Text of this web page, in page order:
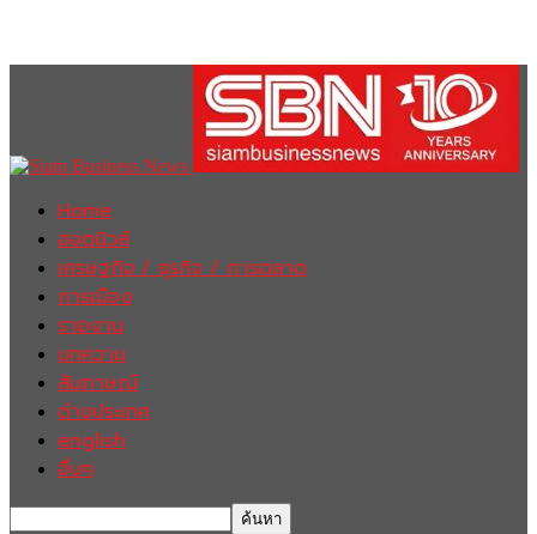
Home
ฮอตนิวส์
เศรษฐกิจ / ธุรกิจ / การตลาด
การเมือง
รายงาน
บทความ
สัมภาษณ์
ต่างประเทศ
english
อื่นๆ